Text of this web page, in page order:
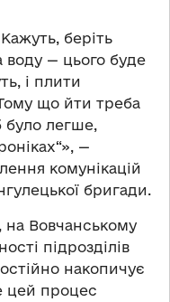
беріть
воду — цього буде
і плити
що йти треба
було легше,
—
комунікацій
бригади.
Вовчанському
підрозділів
накопичує
цей процес